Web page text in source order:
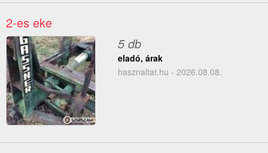
2-es eke
5 db
eladó, árak
hasznaltat.hu - 2026.08.08.